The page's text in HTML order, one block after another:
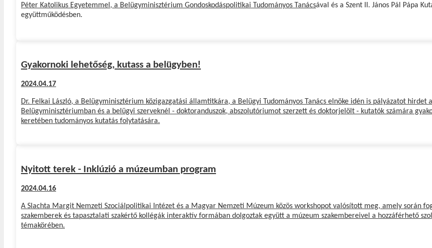
Péter Katolikus Egyetemmel, a Belügyminisztérium Gondoskodáspolitikai Tudományos Tanácsával és a Szent II. János Pál Pápa
együttműködésben.
Gyakornoki lehetőség, kutass a belügyben!
2024.04.17
Dr. Felkai László, a Belügyminisztérium közigazgatási államtitkára, a Belügyi Tudományos Tanács elnöke idén is pályázatot hirdet a
Belügyminisztériumban és a belügyi szerveknél - doktoranduszok, abszolutóriumot szerzett és doktorjelölt - kutatók számára
keretében tudományos kutatás folytatására.
Nyitott terek - Inklúzió a múzeumban program
2024.04.16
A Slachta Margit Nemzeti Szociálpolitikai Intézet és a Magyar Nemzeti Múzeum közös workshopot valósított meg, amely során
szakemberek és tapasztalati szakértő kollégák interaktív formában dolgoztak együtt a múzeum szakembereivel a hozzáférhető
témakörében.